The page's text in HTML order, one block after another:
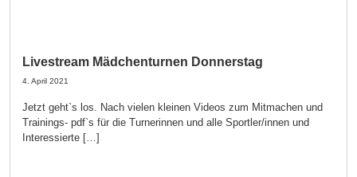
Livestream Mädchenturnen Donnerstag
4. April 2021
Jetzt geht`s los. Nach vielen kleinen Videos zum Mitmachen und
Trainings- pdf`s für die Turnerinnen und alle Sportler/innen und
Interessierte […]